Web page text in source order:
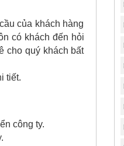
của khách hàng
có khách đến hỏi
cho quý khách bất
tiết.
công ty.